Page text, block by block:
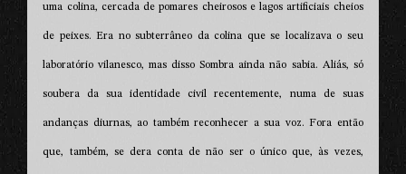
uma colina, cercada de pomares cheirosos e lagos artificiais cheios
de peixes. Era no subterrâneo da colina que se localizava o seu
laboratório vilanesco, mas disso Sombra ainda não sabia. Aliás, só
soubera da sua identidade civil recentemente, numa de suas
andanças diurnas, ao também reconhecer a sua voz. Fora então
que, também, se dera conta de não ser o único que, às vezes,